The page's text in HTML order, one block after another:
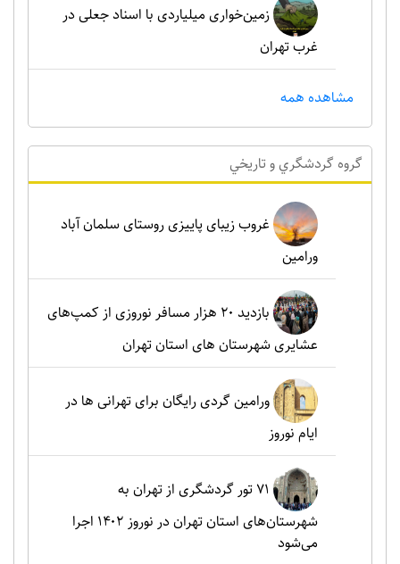
زمین‌خواری میلیاردی با اسناد جعلی در
غرب تهران
مشاهده همه
گروه گردشگري و تاريخي
غروب زیبای پاییزی روستای سلمان آباد
ورامین
بازدید ۲۰ هزار مسافر نوروزی از کمپ‌های
عشایری شهرستان های استان تهران
ورامین گردی رایگان برای تهرانی ها در
ایام نوروز
۷۱ تور گردشگری از تهران به
شهرستان‌های استان تهران در نوروز ۱۴۰۲ اجرا
می‌شود